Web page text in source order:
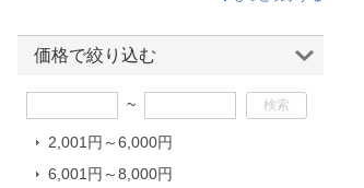
アナバス｜ANABAS
コーワ｜KOWA
ソウイジャパン｜SOUYI
ツカモトエイム｜TSUKAMOTO
価格で絞り込む
~
2,001円～6,000円
6,001円～8,000円